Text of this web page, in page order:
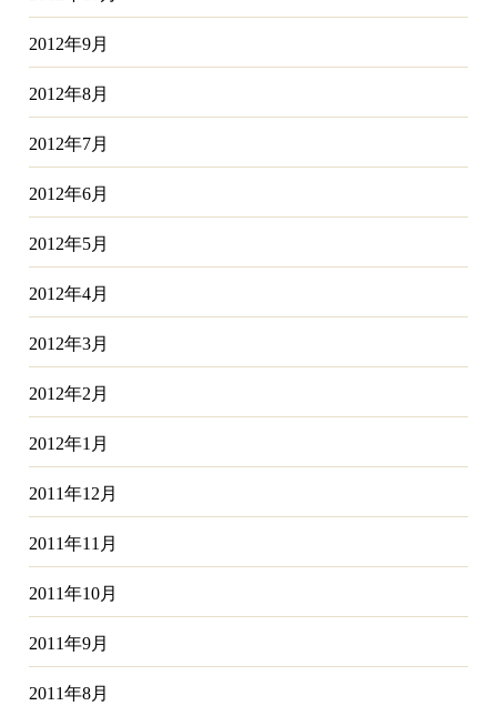
2012年9月
2012年8月
2012年7月
2012年6月
2012年5月
2012年4月
2012年3月
2012年2月
2012年1月
2011年12月
2011年11月
2011年10月
2011年9月
2011年8月